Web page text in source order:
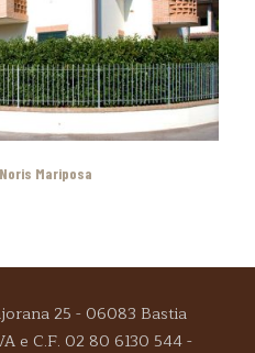
Mariposa
25 - 06083 Bastia
e C.F. 02 80 6130 544 -